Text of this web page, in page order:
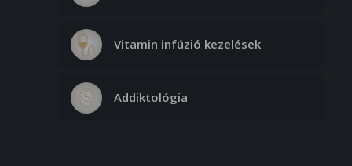
Vitamin infúzió kezelések
Addiktológia